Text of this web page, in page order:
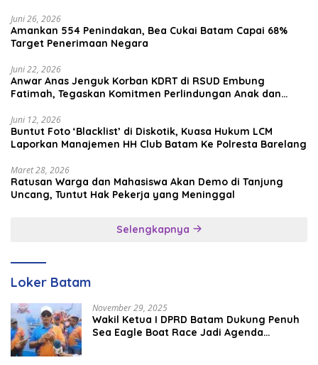
Juni 26, 2026
Amankan 554 Penindakan, Bea Cukai Batam Capai 68%
Target Penerimaan Negara
Juni 22, 2026
Anwar Anas Jenguk Korban KDRT di RSUD Embung
Fatimah, Tegaskan Komitmen Perlindungan Anak dan
Juni 12, 2026
Buntut Foto ‘Blacklist’ di Diskotik, Kuasa Hukum LCM
Laporkan Manajemen HH Club Batam Ke Polresta Barelang
Maret 28, 2026
Ratusan Warga dan Mahasiswa Akan Demo di Tanjung
Uncang, Tuntut Hak Pekerja yang Meninggal
Selengkapnya
Loker Batam
November 29, 2025
Wakil Ketua I DPRD Batam Dukung Penuh
Sea Eagle Boat Race Jadi Agenda